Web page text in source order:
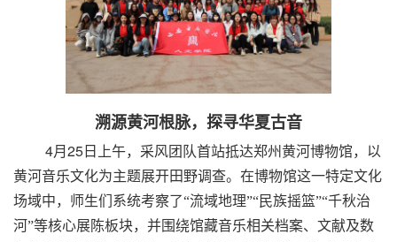
溯源黄河根脉，探寻华夏古音
4月 25日上午，采风团队首站抵达郑州黄河博物馆，以
黄河音乐文化为主题展开田野调查。在博物馆这一特定文化
场域中，师生们系统考察了“流域地理”“民族摇篮”“千秋治
河”等核心展陈板块，并围绕馆藏音乐相关档案、文献及数